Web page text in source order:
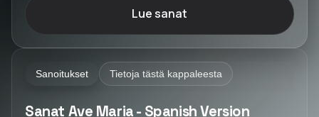
Lue sanat
Sanoitukset Tietoja tästä kappaleesta
Sanat Ave Maria - Spanish Version